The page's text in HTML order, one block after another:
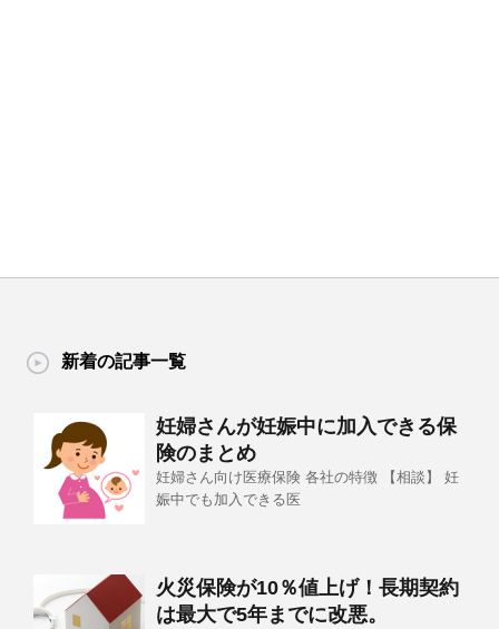
新着の記事一覧
妊婦さんが妊娠中に加入できる保
険のまとめ
妊婦さん向け医療保険 各社の特徴 【相談】 妊
娠中でも加入できる医
火災保険が10％値上げ！長期契約
は最大で5年までに改悪。